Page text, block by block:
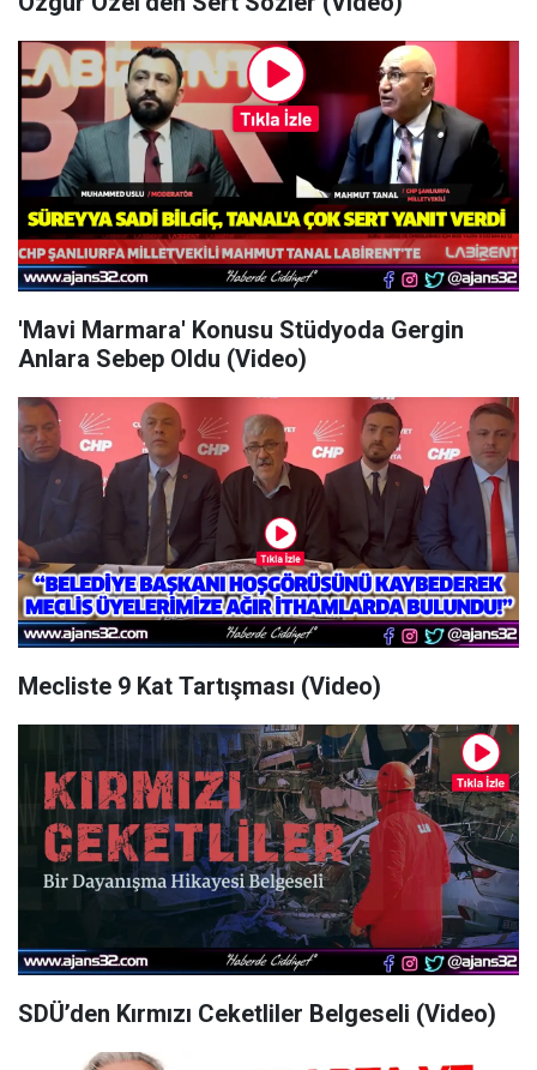
'Mavi Marmara' Konusu Stüdyoda Gergin
Anlara Sebep Oldu (Video)
Mecliste 9 Kat Tartışması (Video)
SDÜ’den Kırmızı Ceketliler Belgeseli (Video)